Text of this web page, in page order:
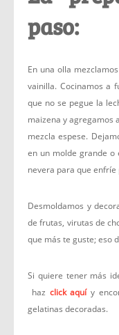
paso:
En una olla
vainilla. Cocinamos a
que no se pegue la
maizena y agregamos
mezcla espese.
en un molde grande o
nevera para que
Desmoldamos y
de frutas, virutas de
que más te guste; eso
Si quiere tener más
haz click aquíy
gelatinas decoradas.